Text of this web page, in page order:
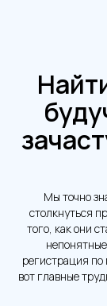
Мы точно
столкнуться
того, как они
регистрация
вот главные